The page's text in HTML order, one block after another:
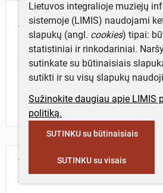
Aprašymas
Lietuvos Sąjūdžio išplatintame
žmonės kviečiami pareikšti savo
rinkiminėse apygardose
respublika.
Turite daugiau informacijos apie
Parašykite mums!
Lietuvos integralioje muziejų
sistemoje (LIMIS) naudojami
slapukų (angl. cookies) tipai:
statistiniai ir rinkodariniai.
sutinkate su būtinaisiais
sutikti ir su visų slapukų
Sužinokite daugiau apie LIMIS
politiką.
SUTINKU su būtinaisiais
SUTINKU su visais